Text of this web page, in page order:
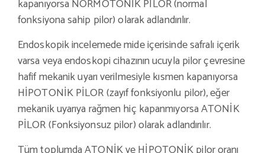
kapanıyorsa NORMOTONİK PİLOR (normal
fonksiyona sahip pilor) olarak adlandırılır.
Endoskopik incelemede mide içerisinde safralı içerik
varsa veya endoskopi cihazının ucuyla pilor çevresine
hafif mekanik uyarı verilmesiyle kısmen kapanıyorsa
HİPOTONİK PİLOR (zayıf fonksiyonlu pilor), eğer
mekanik uyarıya rağmen hiç kapanmıyorsa ATONİK
PİLOR (Fonksiyonsuz pilor) olarak adlandırılır.